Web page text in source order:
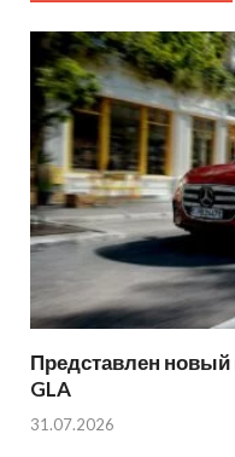
Представлен новый
GLA
31.07.2026